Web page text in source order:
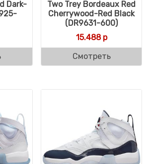
Dark-
Two Trey Bordeaux Red
Cherrywood-Red Black
(DR9631-600)
15.488р
Смотреть